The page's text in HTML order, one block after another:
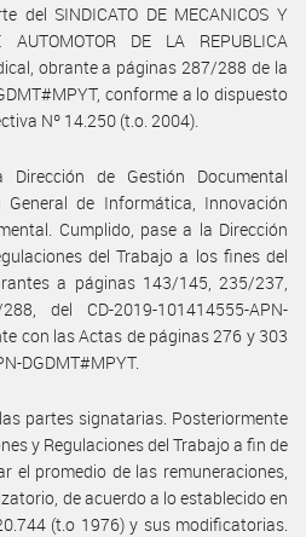
del SINDICATO DE MECANICOS Y
AUTOMOTOR DE LA REPUBLICA
obrante a páginas 287/288 de la
conforme a lo dispuesto
Nº 14.250 (t.o. 2004).
Dirección de Gestión Documental
de Informática, Innovación
Cumplido, pase a la Dirección
del Trabajo a los fines del
a páginas 143/145, 235/237,
del CD-2019-101414555-APN-
con las Actas de páginas 276 y 303
DGDMT#MPYT.
partes signatarias. Posteriormente
y Regulaciones del Trabajo a fin de
el promedio de las remuneraciones,
de acuerdo a lo establecido en
(t.o 1976) y sus modificatorias.